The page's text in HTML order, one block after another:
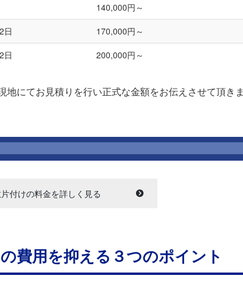
140,000円～
日
170,000円～
日 200,000円～
地にてお見積りを行い正式な金額をお伝えさせて頂きま
付けの料金を詳しく見る
費用を抑える３つのポイント